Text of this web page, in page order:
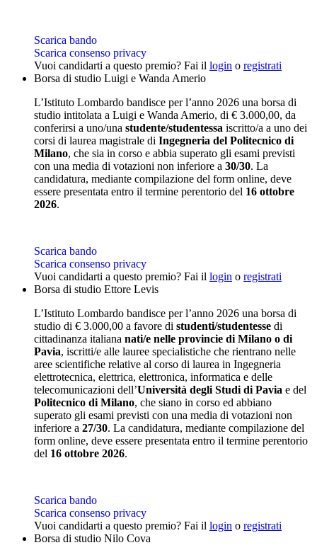
Scarica bando
Scarica consenso privacy
Vuoi candidarti a questo premio? Fai il login o registrati
Borsa di studio Luigi e Wanda Amerio
L’Istituto Lombardo bandisce per l’anno 2026 una borsa di
studio intitolata a Luigi e Wanda Amerio, di € 3.000,00, da
conferirsi a uno/una studente/studentessa iscritto/a a uno dei
corsi di laurea magistrale di Ingegneria del Politecnico di
Milano, che sia in corso e abbia superato gli esami previsti
con una media di votazioni non inferiore a 30/30. La
candidatura, mediante compilazione del form online, deve
essere presentata entro il termine perentorio del 16 ottobre
2026.
Scarica bando
Scarica consenso privacy
Vuoi candidarti a questo premio? Fai il login o registrati
Borsa di studio Ettore Levis
L’Istituto Lombardo bandisce per l’anno 2026 una borsa di
studio di € 3.000,00 a favore di studenti/studentesse di
cittadinanza italiana nati/e nelle provincie di Milano o di
Pavia, iscritti/e alle lauree specialistiche che rientrano nelle
aree scientifiche relative al corso di laurea in Ingegneria
elettrotecnica, elettrica, elettronica, informatica e delle
telecomunicazioni dell’Università degli Studi di Pavia e del
Politecnico di Milano, che siano in corso ed abbiano
superato gli esami previsti con una media di votazioni non
inferiore a 27/30. La candidatura, mediante compilazione del
form online, deve essere presentata entro il termine perentorio
del 16 ottobre 2026.
Scarica bando
Scarica consenso privacy
Vuoi candidarti a questo premio? Fai il login o registrati
Borsa di studio Nilo Cova